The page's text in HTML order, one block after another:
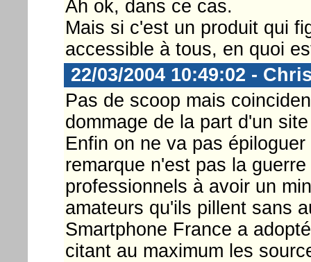
Ah ok, dans ce cas.
Mais si c'est un produit qui
accessible à tous, en quoi
22/03/2004 10:49:02 -
Pas de scoop mais
dommage de la part d'un
Enfin on ne va pas
remarque n'est pas la
professionnels à avoir un
amateurs qu'ils pillent sans
Smartphone France a
citant au maximum les